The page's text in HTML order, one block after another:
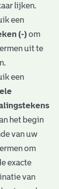
lijken.
een
(-) om
uit te
een
het begin
van uw
om
exacte
van